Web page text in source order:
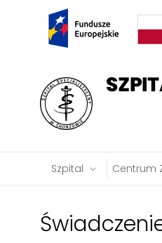
Szpital Centrum